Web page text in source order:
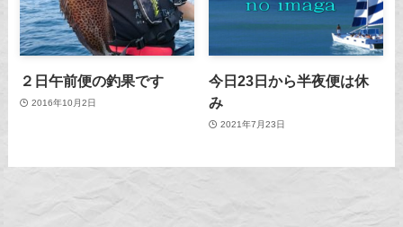
２日午前便の釣果です
2016年10月2日
今日23日から半夜便は休
み
2021年7月23日